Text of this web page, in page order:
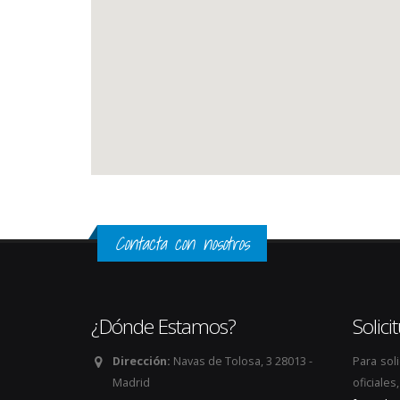
Contacta con nosotros
¿Dónde Estamos?
Dirección: Navas de Tolosa, 3 28013 -
Madrid
Para